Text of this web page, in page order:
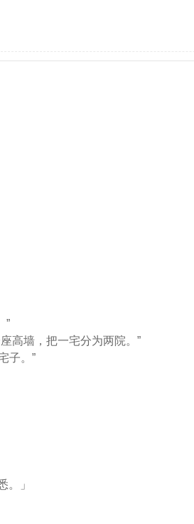
”
高墙，把一宅分为两院。”
子。”
。」